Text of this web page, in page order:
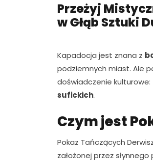
Przeżyj
w Głąb Sztuki
Kapadocja jest znana z
podziemnych miast. Ale
doświadczenie kulturowe:
sufickich.
Czym jest
Pokaz Tańczących
założonej przez